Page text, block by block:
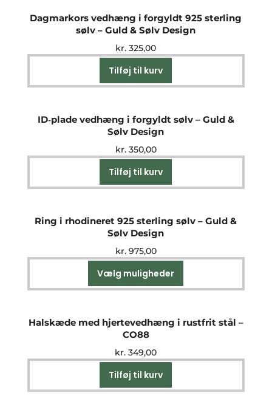
Dagmarkors vedhæng i forgyldt 925 sterling
sølv – Guld & Sølv Design
kr. 325,00
Tilføj til kurv
ID‑plade vedhæng i forgyldt sølv – Guld &
Sølv Design
kr.350,00
Tilføj til kurv
Ring i rhodineret 925 sterling sølv – Guld &
Sølv Design
kr.975,00
Vælg muligheder
vare
varianter.
kan
Halskæde med hjertevedhæng i rustfrit stål –
CO88
kr. 349,00
Tilføj til kurv